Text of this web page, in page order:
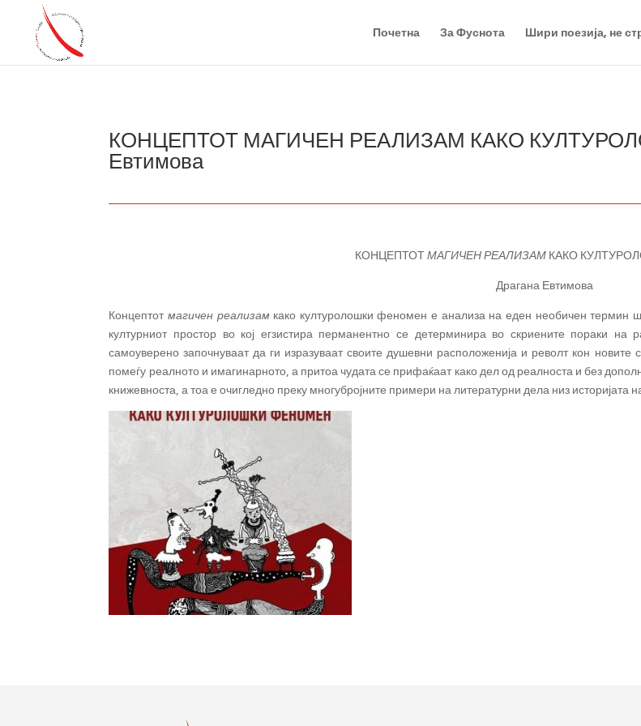
Почетна За Фуснота Шири поезија, не
КОНЦЕПТОТ МАГИЧЕН РЕАЛИЗАМ КАКО
Евтимова
КОНЦЕПТОТМАГИЧЕН РЕАЛИЗАМ КАКО
Драгана Евтимова
Концептотмагичен реализамкако културолошки феномен е анализа на еден необичен термин
културниот простор во кој егзистира перманентно се детерминира во скриените пораки
самоуверено започнуваат да ги изразуваат своите душевни расположенија и револт кон
помеѓу реалното и имагинарното, а притоа чудата се прифаќаат како дел од реалноста и без
книжевноста, а тоа е очигледно преку многубројните примери на литературни дела низ историјата